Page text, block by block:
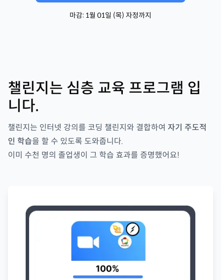
마감: 1월 01일 (목) 자정까지
챌린지는 심층 교육 프로그램 입
니다.
챌린지는 인터넷 강의를 코딩 챌린지와 결합하여 자기 주도적
인 학습을 할 수 있도록 도와줍니다.
이미 수천 명의 졸업생이 그 학습 효과를 증명했어요!